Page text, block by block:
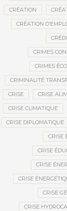
CRÉATION
CRÉATION
CRIMES
CRIMES
CRIMINALITÉ
CRISE CRISE
CRISE CLIMATIQUE
CRISE DIPLOMATIQUE
CRISE
CRISE
CRISE
CRISE
CRISE
CRISE